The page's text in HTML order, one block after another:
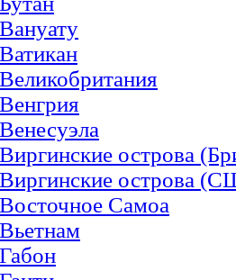
острова
острова
Самоа